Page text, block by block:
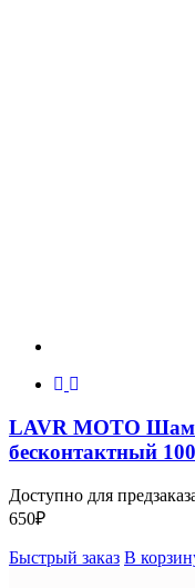
LAVR MOTO
бесконтактный
Доступно для
650₽
Быстрый заказ В